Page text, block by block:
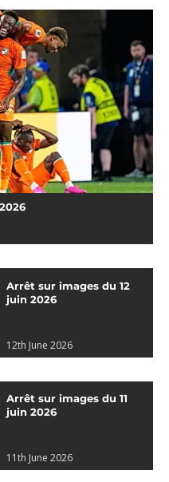
Arrêt sur images du 12
juin 2026
12th June 2026
Arrêt sur images du 11
juin 2026
11th June 2026